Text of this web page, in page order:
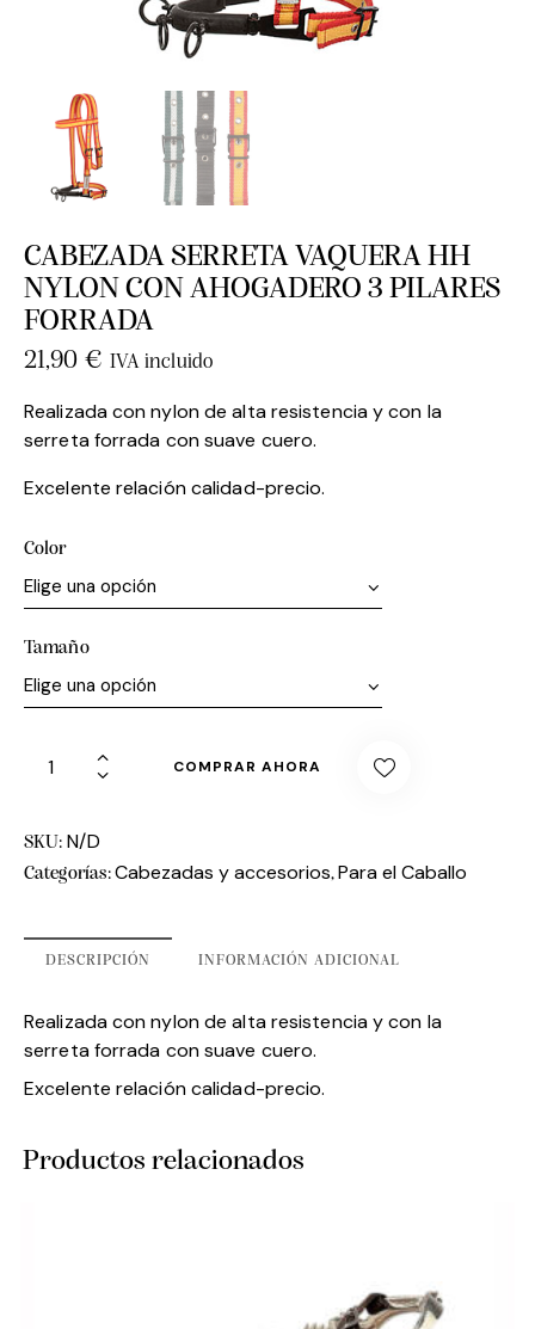
CABEZADA SERRETA VAQUERA HH
NYLON CON AHOGADERO 3 PILARES
FORRADA
21,90 € IVA incluido
Realizada con nylon de alta resistencia y con la
serreta forrada con suave cuero.
Excelente relación calidad-precio.
Color
Tamaño
COMPRAR AHORA
SKU: N/D
Categorías:Cabezadas y accesorios, Para el Caballo
DESCRIPCIÓN INFORMACIÓN ADICIONAL
Realizada con nylon de alta resistencia y con la
serreta forrada con suave cuero.
Excelente relación calidad-precio.
Productos relacionados